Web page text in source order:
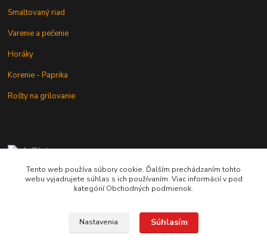
Smaltovaný riad
Varenie a pečenie
Horáky
Korenie - Paprika
Rošty na grilovanie
+421 902 212 007
od 8:00 - do 16:00 hod
Tento web používa súbory cookie. Ďalším prechádzaním tohto
webu vyjadrujete súhlas s ich používaním. Viac informácií v pod
kategórií Obchodných podmienok.
Nastavenia Súhlasím